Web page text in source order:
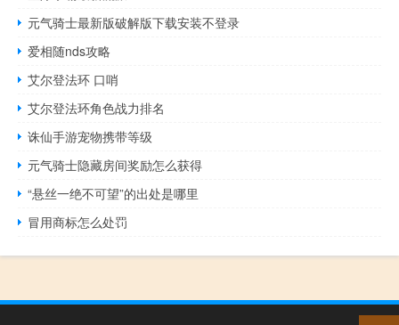
元气骑士最新版破解版下载安装不登录
爱相随nds攻略
艾尔登法环 口哨
艾尔登法环角色战力排名
诛仙手游宠物携带等级
元气骑士隐藏房间奖励怎么获得
“悬丝一绝不可望”的出处是哪里
冒用商标怎么处罚